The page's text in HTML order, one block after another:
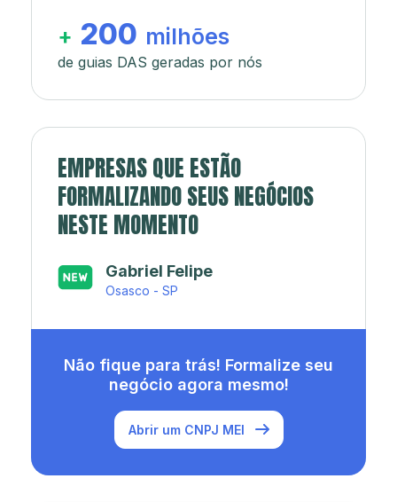
+ 200 milhões
de guias DAS geradas por nós
EMPRESAS QUE ESTÃO
FORMALIZANDO SEUS NEGÓCIOS
NESTE MOMENTO
Japa’s açaí e sorveteria
Rio de Janeiro - RJ
Não fique para trás! Formalize seu
negócio agora mesmo!
Abrir um CNPJ MEI